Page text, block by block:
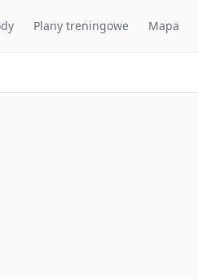
Plany treningowe Mapa